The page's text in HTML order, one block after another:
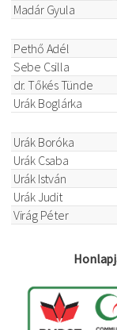
Madár Gyula
Pethő Adél
Sebe Csilla
dr. Tőkés Tünde
Urák Boglárka
Urák Boróka
Urák Csaba
Urák István
Urák Judit
Virág Péter